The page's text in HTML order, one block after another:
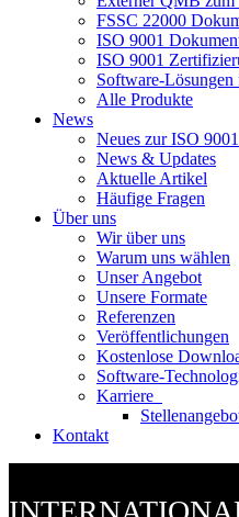
FSSC 22000
ISO 9001
ISO 9001
Software-
Alle Produkte
News
Neues zur ISO
News & Updates
Aktuelle Artikel
Häufige Fragen
Über uns
Wir über uns
Warum uns wählen
Unser Angebot
Unsere Formate
Referenzen
Veröffentlichungen
Kostenlose
Software-
Karriere
Kontakt